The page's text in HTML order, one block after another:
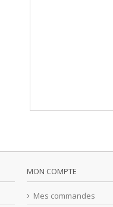
MON COMPTE
Mes commandes